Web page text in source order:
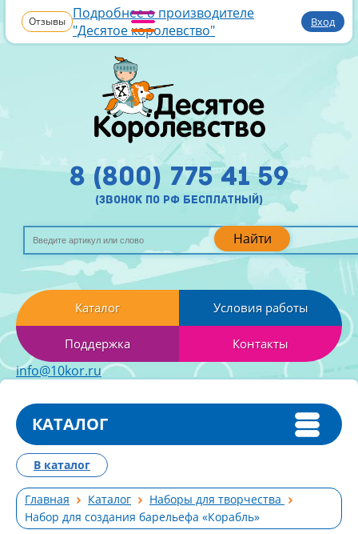
Отзывы Подробнее о производителе
"Десятое королевство"
Вход
Найти
8 (800) 775 41 59
(звонок по рф бесплатный)
Каталог Условия работы
Поддержка Контакты
info@10kor.ru
КАТАЛОГ
Главная Каталог
Наборы для творчества
Набор для создания барельефа «Корабль»
В каталог